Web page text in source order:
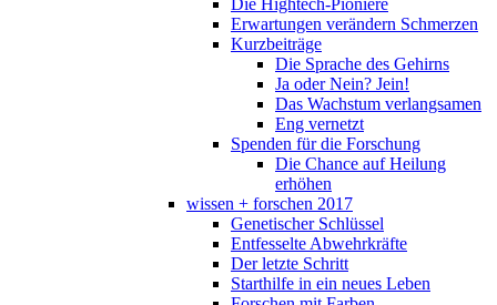
Die Hightech-Pioniere
Erwartungen verändern Schmerzen
Kurzbeiträge
Die Sprache des Gehirns
Ja oder Nein? Jein!
Das Wachstum verlangsamen
Eng vernetzt
Spenden für die Forschung
Die Chance auf Heilung
erhöhen
wissen + forschen 2017
Genetischer Schlüssel
Entfesselte Abwehrkräfte
Der letzte Schritt
Starthilfe in ein neues Leben